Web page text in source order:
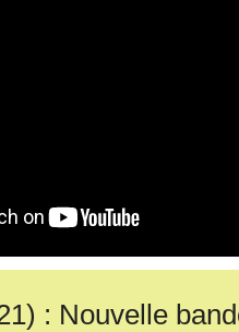
: Nouvelle